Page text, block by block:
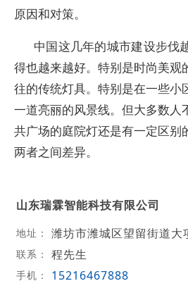
原因和对策。
中国这几年的城市建设步伐
得也越来越好。特别是时尚美观
往的传统灯具。特别是在一些小
一道亮丽的风景线。但大多数人
共广场的庭院灯还是有一定区别
两者之间差异。
山东瑞霖智能科技有限公司
地址： 潍坊市潍城区望留街道大
联系： 程先生
手机： 15216467888